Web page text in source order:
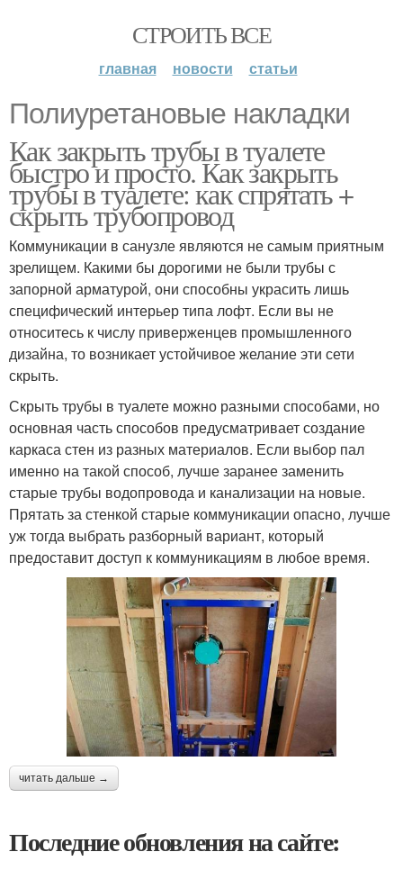
СТРОИТЬ ВСЕ
главная новости статьи
Полиуретановые накладки
Как закрыть трубы в туалете
быстро и просто. Как закрыть
трубы в туалете: как спрятать +
скрыть трубопровод
Коммуникации в санузле являются не самым приятным
зрелищем. Какими бы дорогими не были трубы с
запорной арматурой, они способны украсить лишь
специфический интерьер типа лофт. Если вы не
относитесь к числу приверженцев промышленного
дизайна, то возникает устойчивое желание эти сети
скрыть.
Скрыть трубы в туалете можно разными способами, но
основная часть способов предусматривает создание
каркаса стен из разных материалов. Если выбор пал
именно на такой способ, лучше заранее заменить
старые трубы водопровода и канализации на новые.
Прятать за стенкой старые коммуникации опасно, лучше
уж тогда выбрать разборный вариант, который
предоставит доступ к коммуникациям в любое время.
читать дальше →
Последние обновления на сайте: